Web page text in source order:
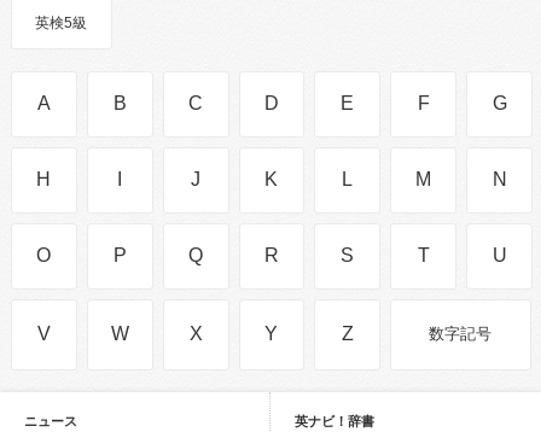
英検5級
A B C D E F G
H J K L M N
O P Q R S T U
V W X Y Z 数字記号
ニュース 英ナビ！辞書